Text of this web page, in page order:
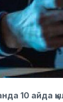
10 айда